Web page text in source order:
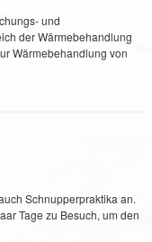
und
der Wärmebehandlung
Wärmebehandlung von
Schnupperpraktika an.
Tage zu Besuch, um den